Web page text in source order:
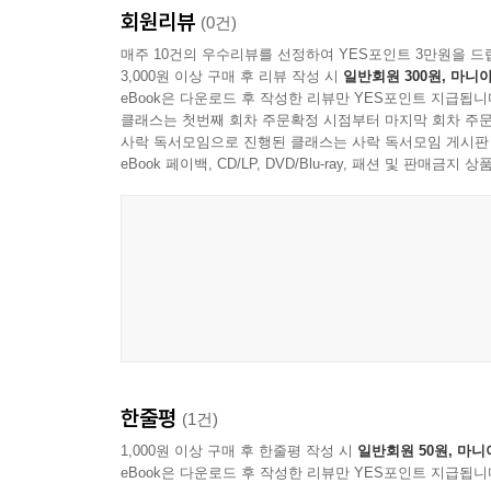
그렇다면 우리는 지금 어디로 가고 있는가? 사
이대로도 그냥저냥 ‘괜찮은’ 걸까? 진실이라는
한 줄도 허투루 쓰이지 않은 이 책에서 프랭크퍼트
그의 답변은 기본적으로 진실에는 “종종 대단
(truthfulness), 실재성(reality)과 진실이 맺고 있
프랭크퍼트의 논의를 일목요연하게 소개하면서
우리 현실을 비춘다.
“우리는 진실 없이는 살 수 없다. 잘사는 법을 이
회원리뷰 (0건)
매주 10건의 우수리뷰를 선정하여 YES포인트 3만원을 드
3,000원 이상 구매 후 리뷰 작성 시 일반회원 300원, 마니
eBook은 다운로드 후 작성한 리뷰만 YES포인트 지급됩니
클래스는 첫번째 회차 주문확정 시점부터 마지막 회차 주
사락 독서모임으로 진행된 클래스는 사락 독서모임 게시
eBook 페이백, CD/LP, DVD/Blu-ray, 패션 및 판매금지 상
한줄평 (1건)
1,000원 이상 구매 후 한줄평 작성 시 일반회원 50원, 마니
eBook은 다운로드 후 작성한 리뷰만 YES포인트 지급됩니